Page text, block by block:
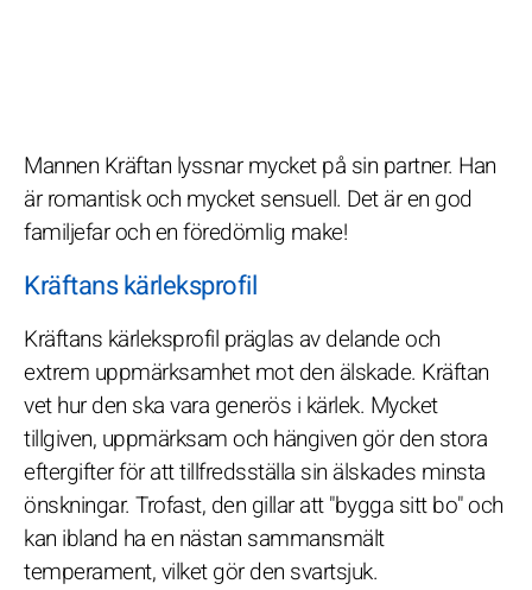
Mannen Kräftan lyssnar mycket på sin partner. Han
är romantisk och mycket sensuell. Det är en god
familjefar och en föredömlig make!
Kräftans kärleksprofil
Kräftans kärleksprofil präglas av delande och
extrem uppmärksamhet mot den älskade. Kräftan
vet hur den ska vara generös i kärlek. Mycket
tillgiven, uppmärksam och hängiven gör den stora
eftergifter för att tillfredsställa sin älskades minsta
önskningar. Trofast, den gillar att "bygga sitt bo" och
kan ibland ha en nästan sammansmält
temperament, vilket gör den svartsjuk.